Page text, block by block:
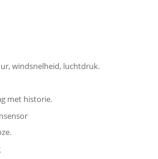
windsnelheid, luchtdruk.
met historie.